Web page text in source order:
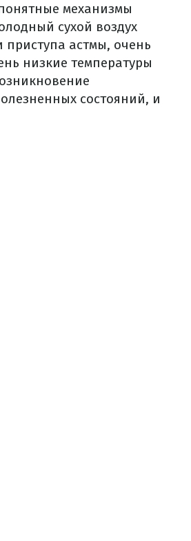
механизмы
сухой воздух
астмы, очень
низкие температуры
состояний, и